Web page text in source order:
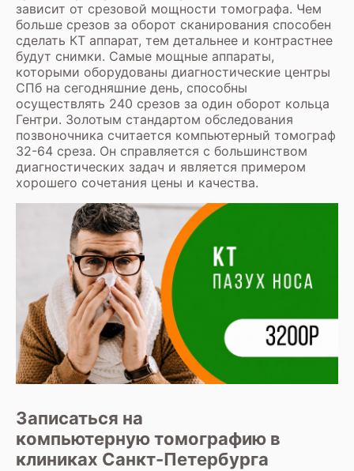
зависит от срезовой мощности томографа. Чем
больше срезов за оборот сканирования способен
сделать КТ аппарат, тем детальнее и контрастнее
будут снимки. Самые мощные аппараты,
которыми оборудованы диагностические центры
СПб на сегодняшние день, способны
осуществлять 240 срезов за один оборот кольца
Гентри. Золотым стандартом обследования
позвоночника считается компьютерный томограф
32-64 среза. Он справляется с большинством
диагностических задач и является примером
хорошего сочетания цены и качества.
Записаться на
компьютерную томографию в
клиниках Санкт-Петербурга